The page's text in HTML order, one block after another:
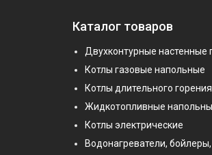
Каталог товаров
Двухконтурные настенные
Котлы газовые напольные
Котлы длительного горения
Жидкотопливные
Котлы электрические
Водонагреватели,